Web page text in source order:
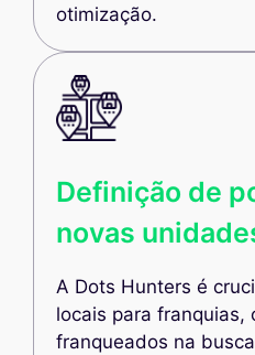
otimização.
Definição de
novas
A Dots Hunters é
locais para franquias,
franqueados na